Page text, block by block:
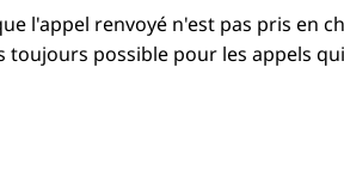
l'appel renvoyé n'est pas pris en
toujours possible pour les appels